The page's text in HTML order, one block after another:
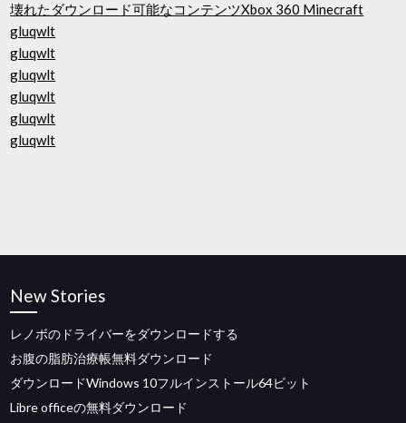
壊れたダウンロード可能なコンテンツXbox 360 Minecraft
gluqwlt
gluqwlt
gluqwlt
gluqwlt
gluqwlt
gluqwlt
New Stories
レノボのドライバーをダウンロードする
お腹の脂肪治療帳無料ダウンロード
ダウンロードWindows 10フルインストール64ビット
Libre officeの無料ダウンロード